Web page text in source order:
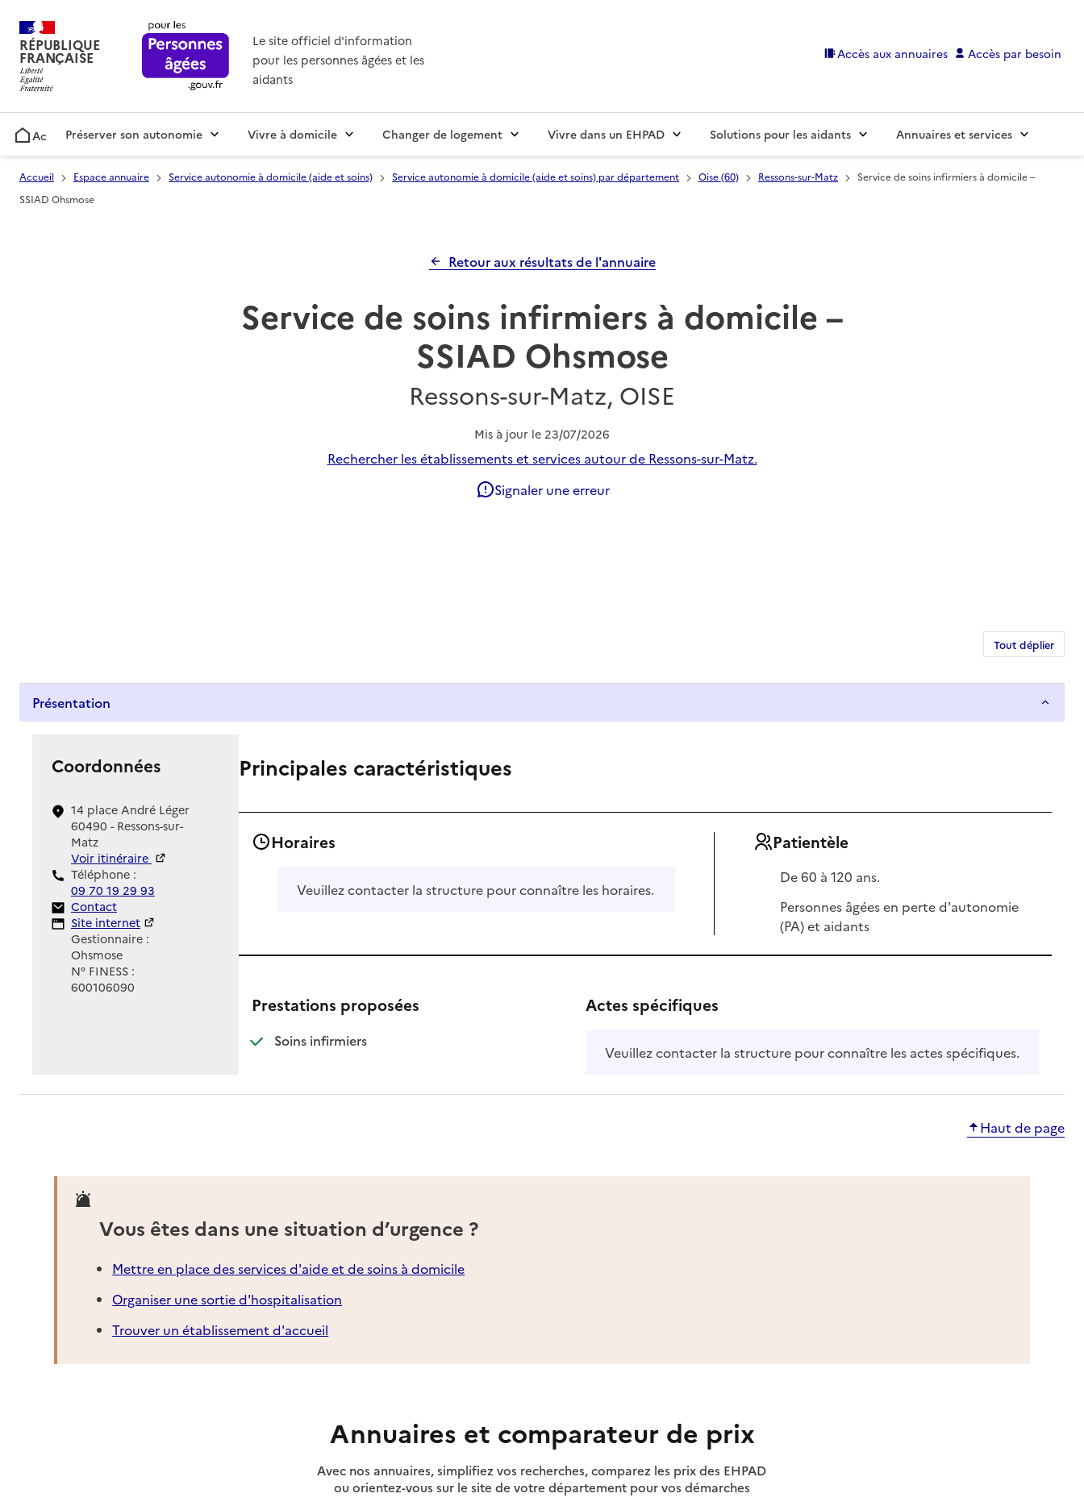
RÉPUBLIQUE
FRANÇAISE
Le site officiel d'information
pour les personnes âgées et les
aidants
Accès aux annuaires Accès par besoin
AccueilPréserver son autonomie Vivre à domicile Changer de logement Vivre dans un EHPAD Solutions pour les aidants Annuaires et services
Accueil Espace annuaire Service autonomie à domicile (aide et soins) Service autonomie à domicile (aide et soins) par département Oise (60) Ressons-sur-Matz
Service de soins infirmiers à domicile –
SSIAD Ohsmose
Retour aux résultats de l'annuaire
Service de soins infirmiers à domicile –
SSIAD Ohsmose
Ressons-sur-Matz, OISE
Mis à jour le 23/07/2026
Rechercher les établissements et services autour de Ressons-sur-Matz.
Signaler une erreur
Tout déplier
Présentation
Coordonnées
14 place André Léger
60490 - Ressons-sur-
Matz
Voir itinéraire
Téléphone :
09 70 19 29 93
Contact
Contact
Site Internet
Site internet
Gestionnaire :
Ohsmose
N° FINESS :
600106090
Principales caractéristiques
Horaires
Veuillez contacter la structure pour connaître les horaires.
Patientèle
De 60 à 120 ans.
Personnes âgées en perte d'autonomie
(PA) et aidants
Prestations proposées
Soins infirmiers: disponible
: non disponible
Actes spécifiques
Veuillez contacter la structure pour connaître les actes spécifiques.
Haut de page
Vous êtes dans une situation d’urgence ?
Mettre en place des services d'aide et de soins à domicile
Organiser une sortie d'hospitalisation
Trouver un établissement d'accueil
Annuaires et comparateur de prix
Avec nos annuaires, simplifiez vos recherches, comparez les prix des EHPAD
ou orientez-vous sur le site de votre département pour vos démarches